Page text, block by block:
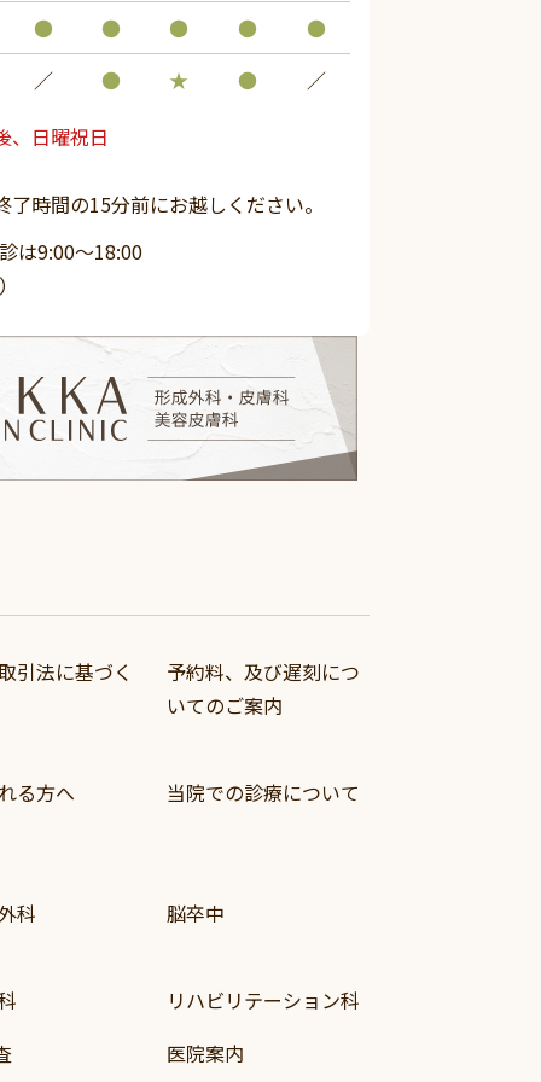
● ● ● ●
●
／ ● ★ ●
／
、日曜祝日
時間の15分前にお越しください。
は9:00～18:00
引法に基づく
予約料、及び遅刻につ
いてのご案内
る方へ 当院での診療について
科 脳卒中
リハビリテーション科
医院案内